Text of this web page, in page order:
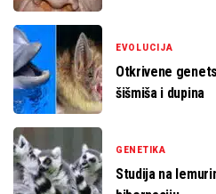
EVOLUCIJA
Otkrivene
šišmiša i dupina
GENETIKA
Studija na